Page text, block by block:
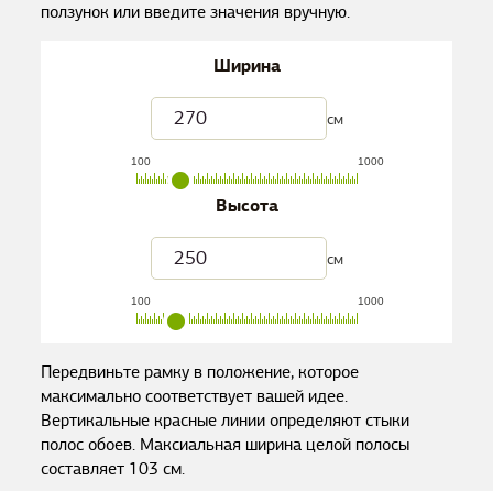
ползунок или введите значения вручную.
Ширина
см
100 1000
Высота
см
100 1000
Передвиньте рамку в положение, которое
максимально соответствует вашей идее.
Вертикальные красные линии определяют стыки
полос обоев. Максиальная ширина целой полосы
составляет 103 см.